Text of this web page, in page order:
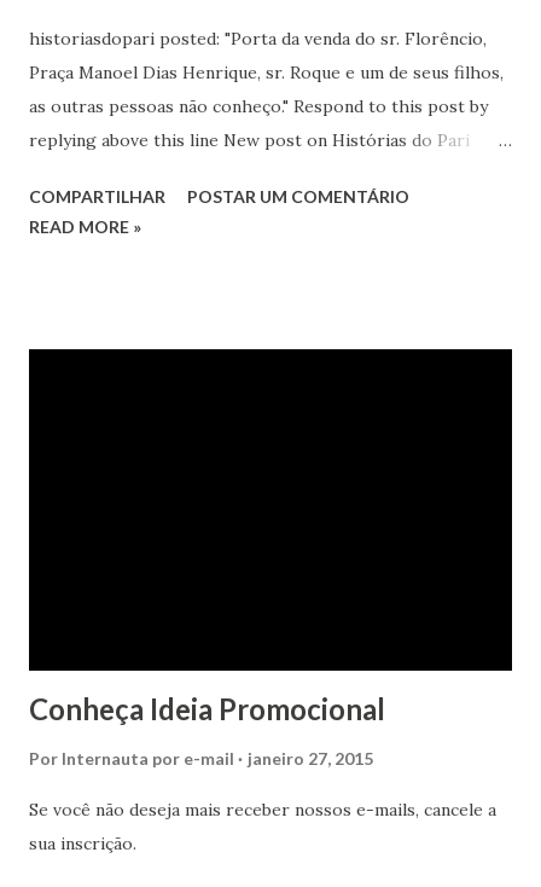
historiasdopari posted: "Porta da venda do sr. Florêncio,
Praça Manoel Dias Henrique, sr. Roque e um de seus filhos,
as outras pessoas não conheço." Respond to this post by
replying above this line New post on Histórias do Pari
COMPARTILHAR
POSTAR UM COMENTÁRIO
READ MORE »
Conheça Ideia Promocional
Por Internauta por e-mail janeiro 27, 2015
Se você não deseja mais receber nossos e-mails, cancele a
sua inscrição.